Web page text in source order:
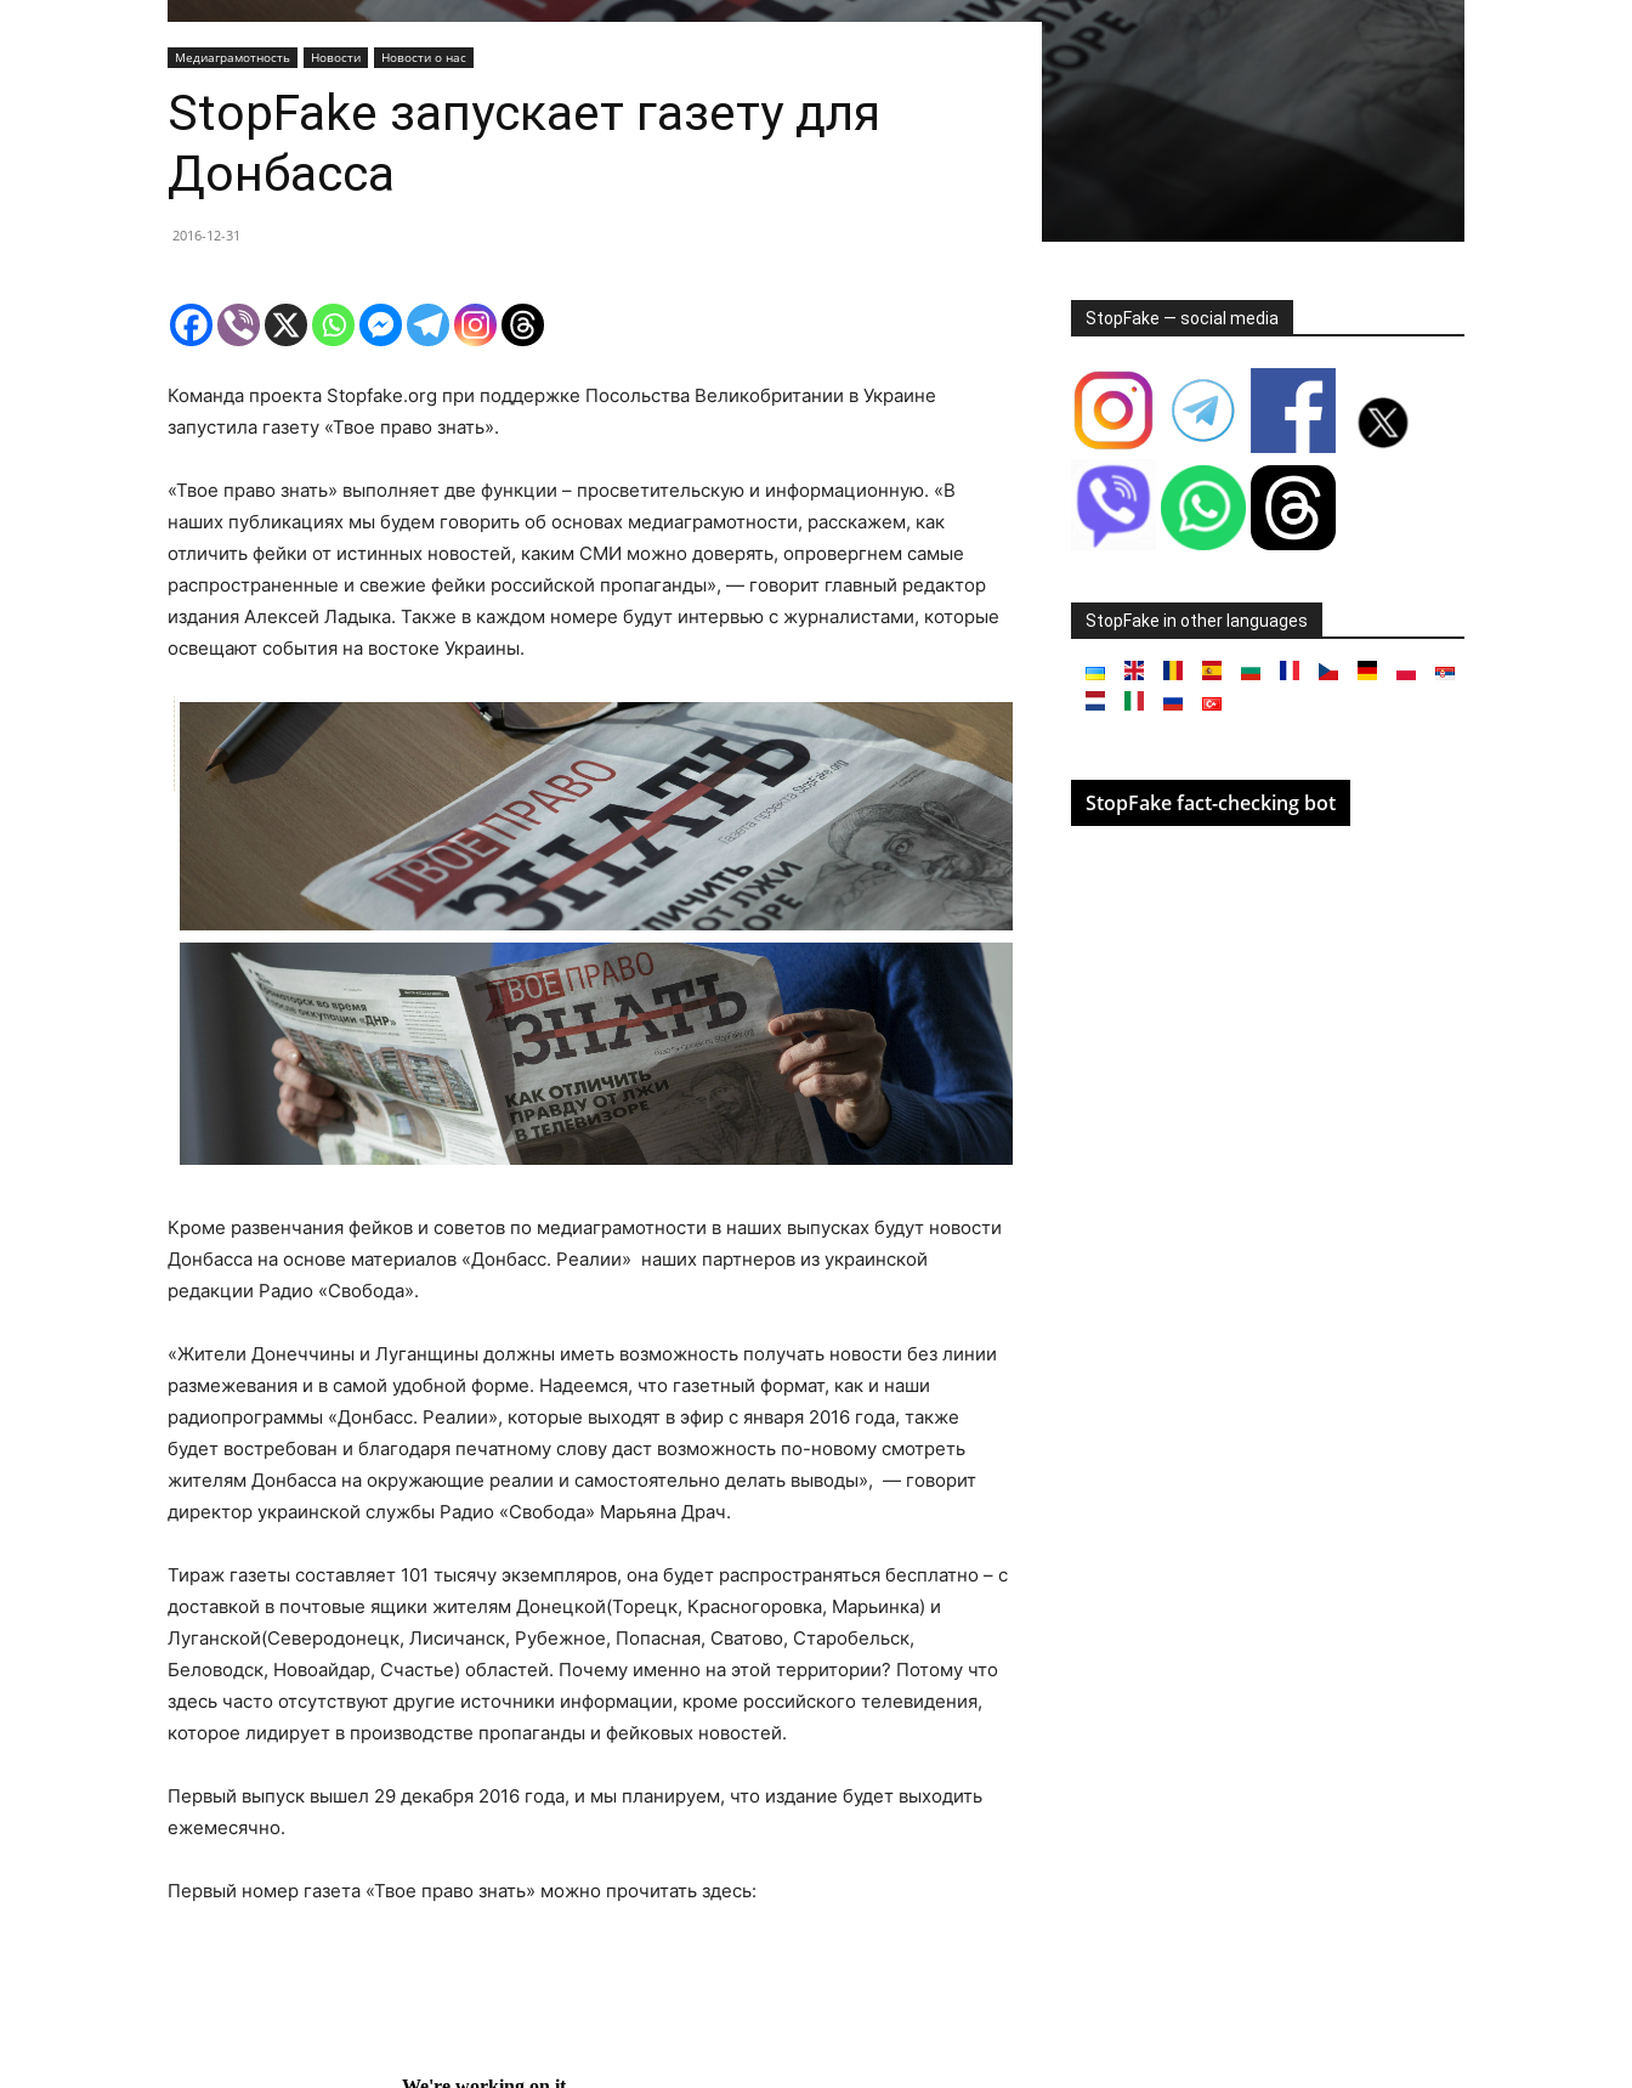
Медиаграмотность Новости Новости о нас
StopFake запускает газету для
Донбасса
2016-12-31
Команда проекта Stopfake.org при поддержке Посольства Великобритании в Украине
запустила газету «Твое право знать».
«Твое право знать» выполняет две функции – просветительскую и информационную. «В
наших публикациях мы будем говорить об основах медиаграмотности, расскажем, как
отличить фейки от истинных новостей, каким СМИ можно доверять, опровергнем самые
распространенные и свежие фейки российской пропаганды», — говорит главный редактор
издания Алексей Ладыка. Также в каждом номере будут интервью с журналистами, которые
освещают события на востоке Украины.
Кроме развенчания фейков и советов по медиаграмотности в наших выпусках будут новости
Донбасса на основе материалов «Донбасс. Реалии» наших партнеров из украинской
редакции Радио «Свобода».
«Жители Донеччины и Луганщины должны иметь возможность получать новости без линии
размежевания и в самой удобной форме. Надеемся, что газетный формат, как и наши
радиопрограммы «Донбасс. Реалии», которые выходят в эфир с января 2016 года, также
будет востребован и благодаря печатному слову даст возможность по-новому смотреть
жителям Донбасса на окружающие реалии и самостоятельно делать выводы», — говорит
директор украинской службы Радио «Свобода» Марьяна Драч.
Тираж газеты составляет 101 тысячу экземпляров, она будет распространяться бесплатно – с
доставкой в почтовые ящики жителям Донецкой(Торецк, Красногоровка, Марьинка) и
Луганской(Северодонецк, Лисичанск, Рубежное, Попасная, Сватово, Старобельск,
Беловодск, Новоайдар, Счастье) областей. Почему именно на этой территории? Потому что
здесь часто отсутствуют другие источники информации, кроме российского телевидения,
которое лидирует в производстве пропаганды и фейковых новостей.
Первый выпуск вышел 29 декабря 2016 года, и мы планируем, что издание будет выходить
ежемесячно.
Первый номер газета «Твое право знать» можно прочитать здесь:
StopFake — social media
StopFake in other languages
StopFake fact-checking bot